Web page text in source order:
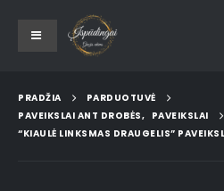
PRADŽIA
PARDUOTUVĖ
PAVEIKSLAI ANT DROBĖS, PAVEIKSLAI
“KIAULĖ LINKSMAS DRAUGELIS”